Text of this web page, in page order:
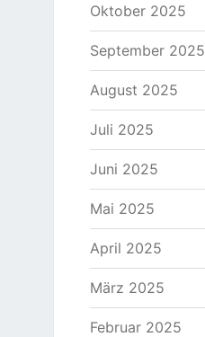
Oktober 2025
September 2025
August 2025
Juli 2025
Juni 2025
Mai 2025
April 2025
März 2025
Februar 2025